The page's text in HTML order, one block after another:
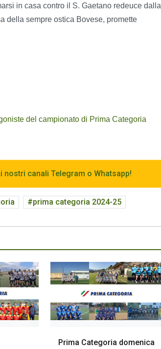
in casa contro il S. Gaetano redeuce dalla
della sempre ostica Bovese, promette
del campionato di Prima Categoria
canali Telegram o Whatsapp!
prima categoria 2024-25
Prima Categoria domenica